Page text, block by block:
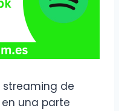
streaming de
una parte